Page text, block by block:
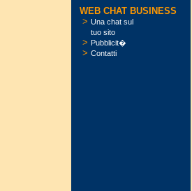
WEB CHAT BUSINESS
> Una chat sul
tuo sito
> Pubblicit�
> Contatti